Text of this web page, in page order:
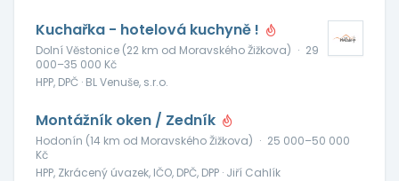
Kuchařka - hotelová kuchyně !
Dolní Věstonice (22 km od Moravského Žižkova) · 29
000–35 000 Kč
HPP, DPČ · BL Venuše, s.r.o.
Montážník oken / Zedník
Hodonín (14 km od Moravského Žižkova) · 25 000–50 000
Kč
HPP, Zkrácený úvazek, IČO, DPČ, DPP · Jiří Cahlík